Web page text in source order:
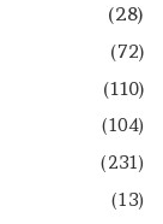
(28)
(72)
(110)
(104)
(231)
(13)